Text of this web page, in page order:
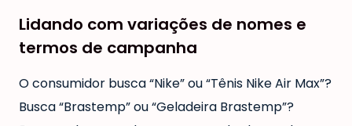
Lidando com variações de nomes e
termos de campanha
O consumidor busca “Nike” ou “Tênis Nike Air Max”?
Busca “Brastemp” ou “Geladeira Brastemp”?